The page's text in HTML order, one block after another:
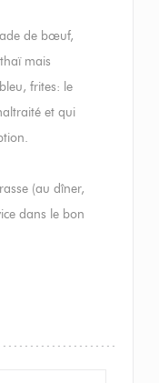
de bœuf,
mais
frites: le
et qui
(au dîner,
dans le bon